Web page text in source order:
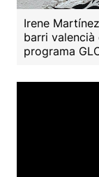
Irene
barri
programa